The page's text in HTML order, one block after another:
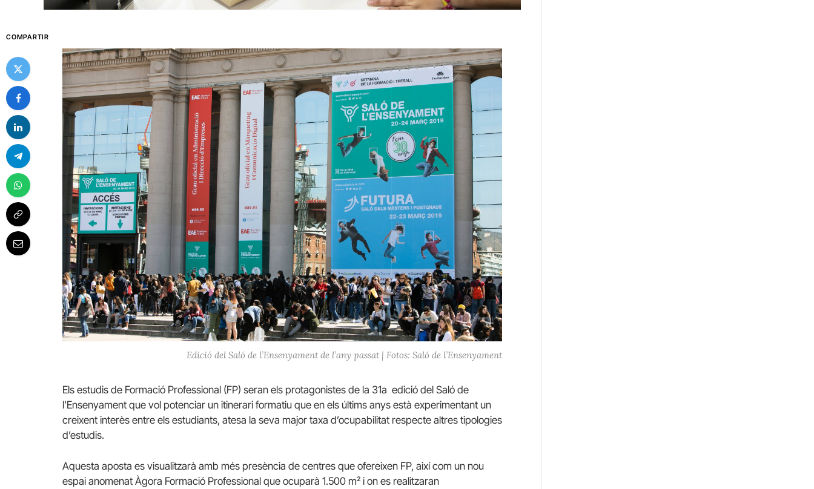
COMPARTIR
Edició del Saló de l’Ensenyament de l’any passat | Fotos: Saló de l’Ensenyament
Els estudis de Formació Professional (FP) seran els protagonistes de la 31a edició del Saló de
l’Ensenyament que vol potenciar un itinerari formatiu que en els últims anys està experimentant un
creixent interès entre els estudiants, atesa la seva major taxa d’ocupabilitat respecte altres tipologies
d’estudis.
Aquesta aposta es visualitzarà amb més presència de centres que ofereixen FP, així com un nou
espai anomenat Àgora Formació Professional que ocuparà 1.500 m² i on es realitzaran